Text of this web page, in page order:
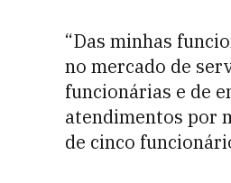
“Das minhas
no mercado de
funcionárias e de
atendimentos por
de cinco